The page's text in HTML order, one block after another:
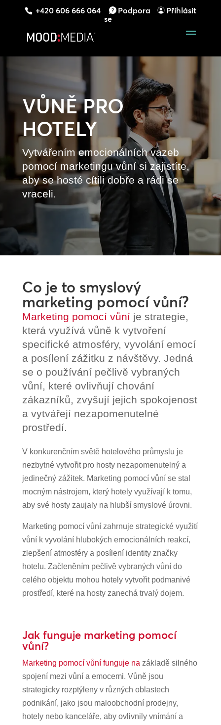
+420 606 666 064 Podpora
Příhlásit
se
VŮNĚ PRO
HOTELY
Vytvářením emocionálních vazeb
pomocí marketingu vůní si zajistíte,
aby se hosté cítili dobře a rádi se
vraceli.
Co je to smyslový
marketing pomocí vůní?
Marketing pomocí vůníje strategie,
která využívá vůně k vytvoření
specifické atmosféry, vyvolání emocí
a posílení zážitku z návštěvy. Jedná
se o používání pečlivě vybraných
vůní, které ovlivňují chování
zákazníků, zvyšují jejich spokojenost
a vytvářejí nezapomenutelné
prostředí.
V konkurenčním světě hotelového průmyslu je
nezbytné vytvořit pro hosty nezapomenutelný a
jedinečný zážitek. Marketing pomocí vůní se stal
mocným nástrojem, který hotely využívají k tomu,
aby své hosty zaujaly na hlubší smyslové úrovni.
Marketing pomocí vůní zahrnuje strategické využití
vůní k vyvolání hlubokých emocionálních reakcí,
zlepšení atmosféry a posílení identity značky
hotelu. Začleněním pečlivě vybraných vůní do
celého objektu mohou hotely vytvořit podmanivé
prostředí, které na hosty zanechá trvalý dojem.
Jak funguje marketing pomocí
vůní?
Marketing pomocí vůní funguje na základě silného
spojení mezi vůní a emocemi. Vůně jsou
strategicky rozptýleny v různých oblastech
podnikání, jako jsou maloobchodní prodejny,
hotely nebo kanceláře, aby ovlivnily vnímání a